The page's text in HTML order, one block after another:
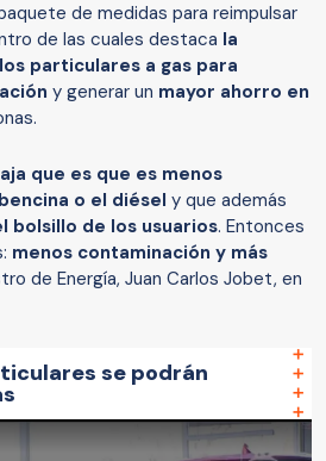
de medidas para reimpulsar
de las cuales destaca la
particulares a gas para
y generar un mayor ahorro en
que es que es menos
o el diésel y que además
bolsillo de los usuarios. Entonces
menos contaminación y más
de Energía, Juan Carlos Jobet, en
se podrán